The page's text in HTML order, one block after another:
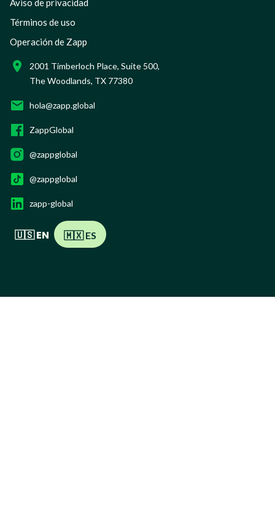
Aviso de privacidad
Términos de uso
Operación de Zapp
2001 Timberloch Place, Suite 500,
The Woodlands, TX 77380
hola@zapp.global
ZappGlobal
@zappglobal
@zappglobal
zapp-global
🇺🇸 EN 🇲🇽 ES